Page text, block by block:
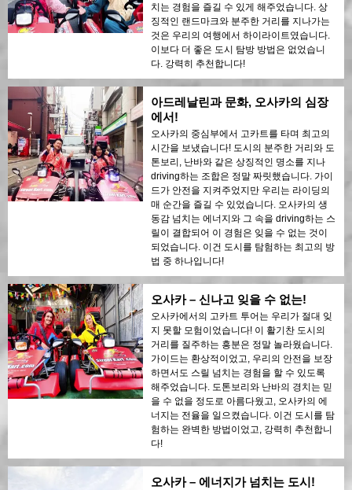
치는 경험을 즐길 수 있게 해주었습니다. 상
징적인 랜드마크와 분주한 거리를 지나가는
것은 우리의 여행에서 하이라이트였습니다.
이보다 더 좋은 도시 탐방 방법은 없었습니
다. 강력히 추천합니다!
아드레날린과 문화, 오사카의 심장
에서!
오사카의 중심부에서 고카트를 타며 최고의
시간을 보냈습니다! 도시의 분주한 거리와 도
톤보리, 난바와 같은 상징적인 명소를 지나
driving하는 조합은 정말 짜릿했습니다. 가이
드가 안전을 지켜주었지만 우리는 라이딩의
매 순간을 즐길 수 있었습니다. 오사카의 생
동감 넘치는 에너지와 그 속을 driving하는 스
릴이 결합되어 이 경험은 잊을 수 없는 것이
되었습니다. 이건 도시를 탐험하는 최고의 방
법 중 하나입니다!
오사카 – 신나고 잊을 수 없는!
오사카에서의 고카트 투어는 우리가 절대 잊
지 못할 모험이었습니다! 이 활기찬 도시의
거리를 질주하는 흥분은 정말 놀라웠습니다.
가이드는 환상적이었고, 우리의 안전을 보장
하면서도 스릴 넘치는 경험을 할 수 있도록
해주었습니다. 도톤보리와 난바의 경치는 믿
을 수 없을 정도로 아름다웠고, 오사카의 에
너지는 전율을 일으켰습니다. 이건 도시를 탐
험하는 완벽한 방법이었고, 강력히 추천합니
다!
오사카 – 에너지가 넘치는 도시!